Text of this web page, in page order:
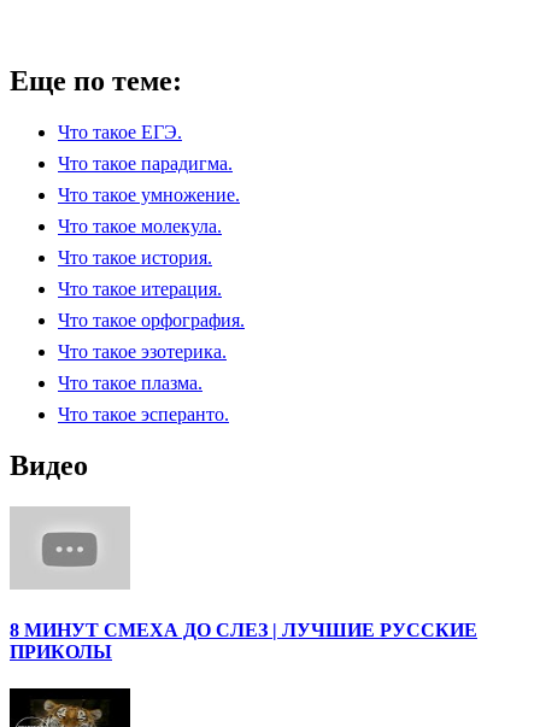
Еще по теме:
Что такое ЕГЭ.
Что такое парадигма.
Что такое умножение.
Что такое молекула.
Что такое история.
Что такое итерация.
Что такое орфография.
Что такое эзотерика.
Что такое плазма.
Что такое эсперанто.
Видео
8 МИНУТ СМЕХА ДО СЛЕЗ | ЛУЧШИЕ РУССКИЕ
ПРИКОЛЫ